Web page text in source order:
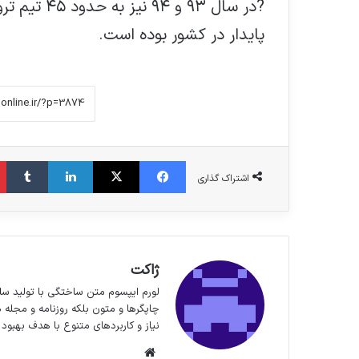
?در سال
پایدار در کشور بوده است.
اشتراک گذاری
فیس بوک X لینکدین
ژاکت
لورم ایپسوم متن ساختگی با تولید
چاپگرها و متون بلکه روزنامه و
نیاز و کاربردهای متنوع با هدف